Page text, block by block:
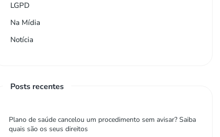
LGPD
Na Mídia
Notícia
Posts recentes
Plano de saúde cancelou um procedimento sem avisar? Saiba
quais são os seus direitos